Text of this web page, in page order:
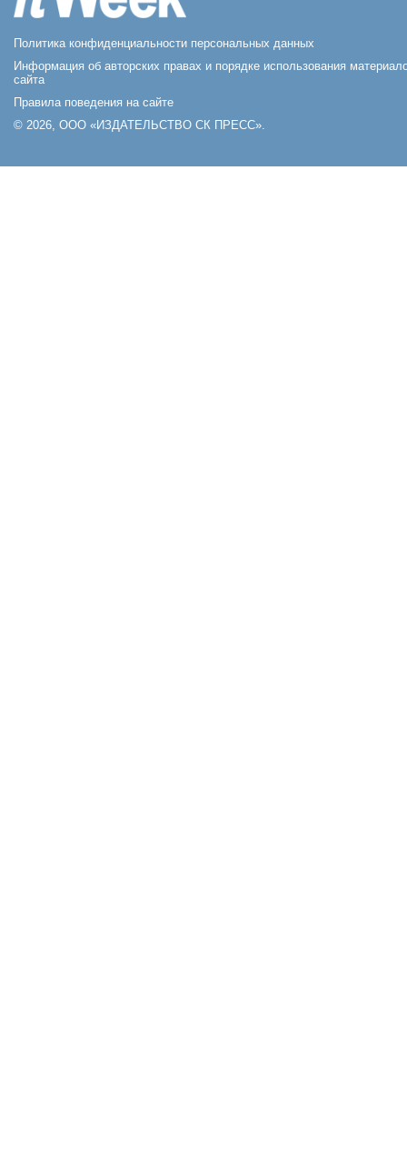
Политика конфиденциальности персональных данных
Информация об авторских правах и порядке использования
сайта
Правила поведения на сайте
© 2026, ООО «ИЗДАТЕЛЬСТВО СК ПРЕСС».